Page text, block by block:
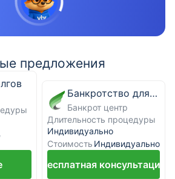
предложения
Банкротство для физических лиц
Банкрот центр
Длительность процедуры
Индивидуально
Стоимость Индивидуально
Бесплатная консультация